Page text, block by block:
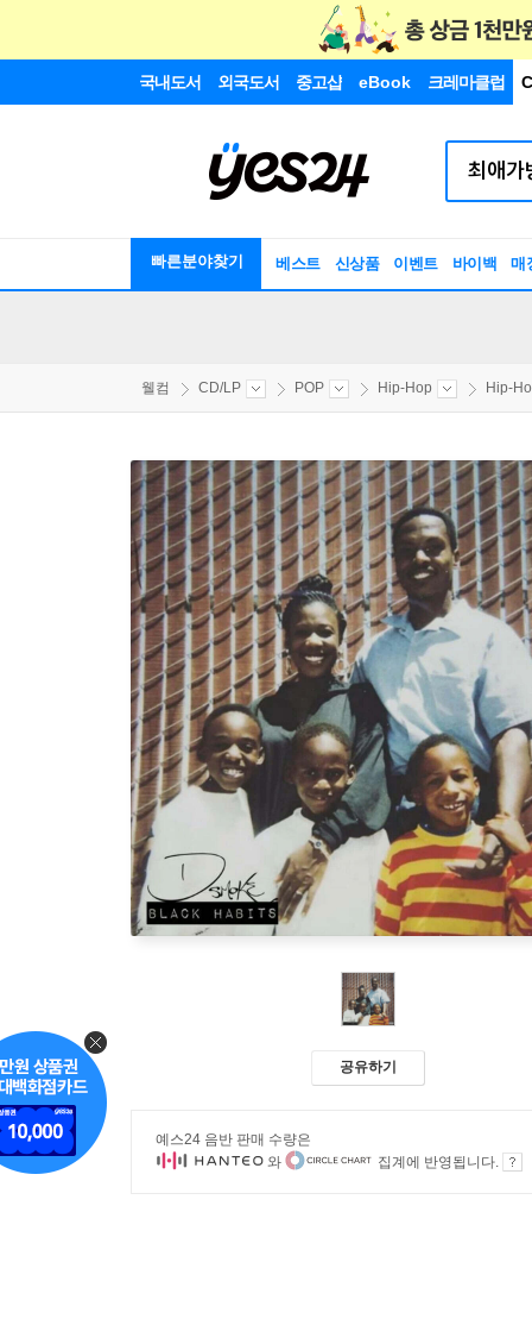
국내도서 외국도서 중고샵 eBook 크레마클럽
빠른분야찾기 베스트 신상품 이벤트 바이백 매
웰컴 CD/LP POP Hip-Hop Hip-
공유하기
예스24 음반 판매 수량은
와
집계에 반영됩니다.